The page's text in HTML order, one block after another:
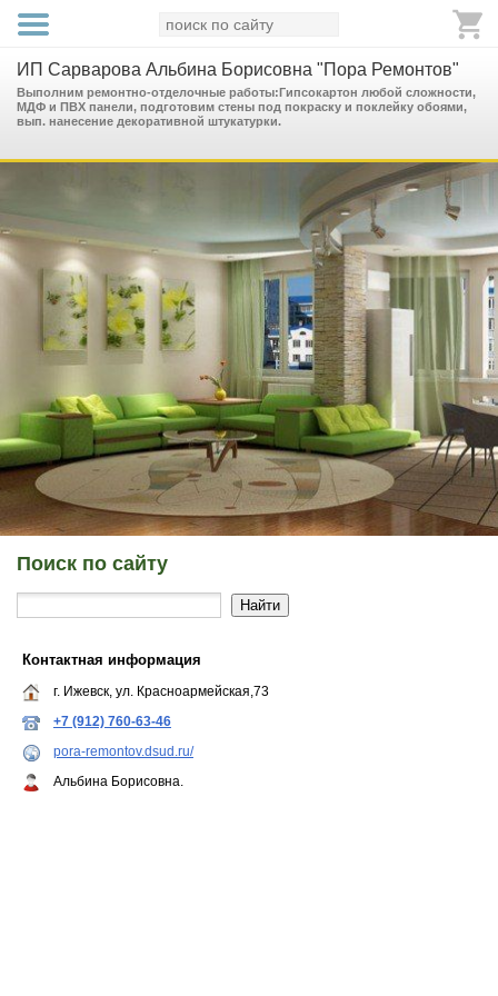
ИП Сарварова Альбина Борисовна "Пора Ремонтов"
Выполним ремонтно-отделочные работы:Гипсокартон любой сложности,
МДФ и ПВХ панели, подготовим стены под покраску и поклейку обоями,
вып. нанесение декоративной штукатурки.
Поиск по сайту
Контактная информация
г. Ижевск, ул. Красноармейская,73
+7 (912) 760-63-46
pora-remontov.dsud.ru/
Альбина Борисовна.